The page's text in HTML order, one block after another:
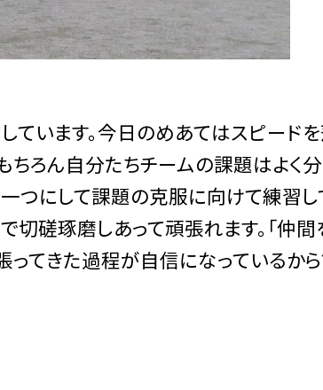
います。今日のめあてはスピード
ちろん自分たちチームの課題はよく
つにして課題の克服に向けて練習し
切磋琢磨しあって頑張れます。「仲間
てきた過程が自信になっているから